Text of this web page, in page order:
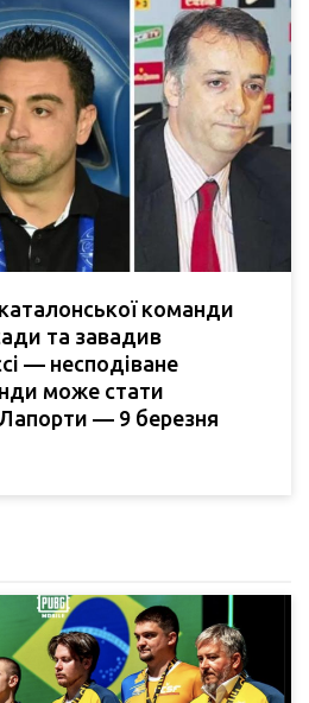
команди
та завадив
— несподіване
може стати
— 9 березня